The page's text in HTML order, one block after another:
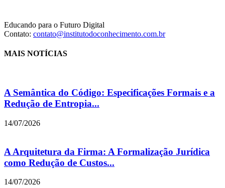
Educando para o Futuro Digital
Contato: contato@institutodoconhecimento.com.br
MAIS NOTÍCIAS
A Semântica do Código: Especificações Formais e a
Redução de Entropia...
14/07/2026
A Arquitetura da Firma: A Formalização Jurídica
como Redução de Custos...
14/07/2026